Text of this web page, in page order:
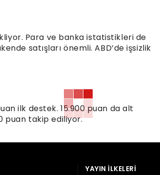
Para ve banka istatistikleri de
satışları önemli. ABD’de işsizlik
ilk destek. 15.900 puan da alt
puan takip ediliyor.
YAYIN İLKELERI